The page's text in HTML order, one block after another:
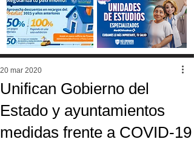
Unifican Gobierno del
Estado y ayuntamientos
medidas frente a COVID-19
20 mar 2020